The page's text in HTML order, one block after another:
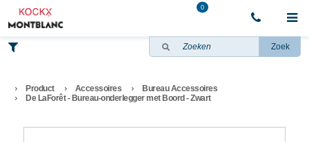
0
Zoek
Product Accessoires
Bureau Accessoires
De LaForêt - Bureau-onderlegger met Boord - Zwart